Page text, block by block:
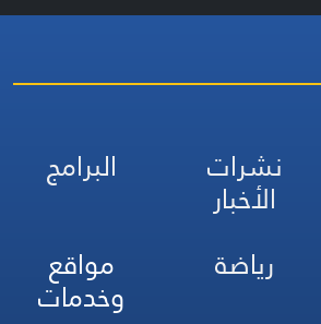
نشرات
الأخبار
البرامج
رياضة مواقع
وخدمات